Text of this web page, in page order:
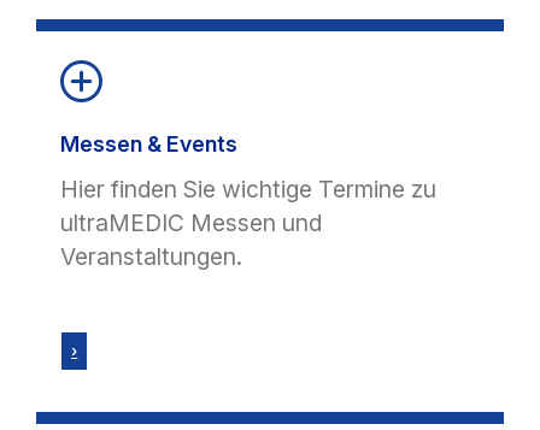
Messen & Events
Hier finden Sie wichtige Termine zu
ultraMEDIC Messen und
Veranstaltungen.
›